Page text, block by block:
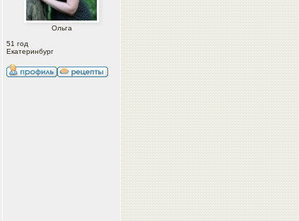
Ольга
51 год
Екатеринбург